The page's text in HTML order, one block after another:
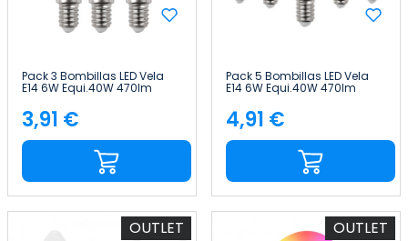
Pack 3 Bombillas LED Vela
E14 6W Equi.40W 470lm
15000H Primer Leader
Precio
3,91 €
Pack 5 Bombillas LED Vela
E14 6W Equi.40W 470lm
15000H Primer Leader
Precio
4,91 €
OUTLET OUTLET